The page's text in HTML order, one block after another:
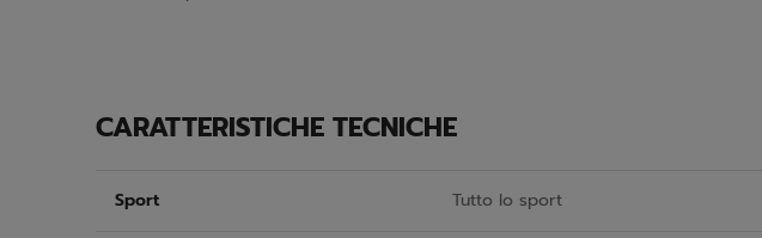
CARATTERISTICHE TECNICHE
Sport Tutto lo sport